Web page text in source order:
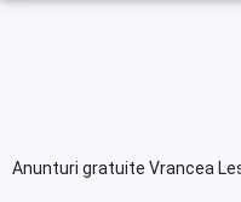
Anunturi gratuite Vrancea